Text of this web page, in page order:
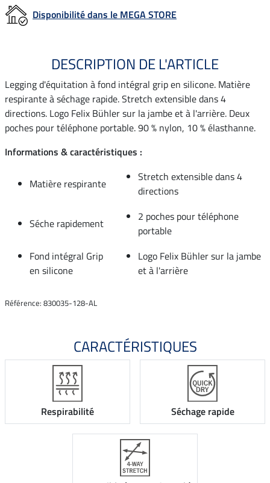
Disponibilité dans le MEGA STORE
DESCRIPTION DE L'ARTICLE
Legging d'équitation à fond intégral grip en silicone. Matière
respirante à séchage rapide. Stretch extensible dans 4
directions. Logo Felix Bühler sur la jambe et à l'arrière. Deux
poches pour téléphone portable. 90 % nylon, 10 % élasthanne.
Informations & caractéristiques :
Matière respirante
Stretch extensible dans 4
directions
Séche rapidement
2 poches pour téléphone
portable
Fond intégral Grip
en silicone
Logo Felix Bühler sur la jambe
et à l'arrière
Référence: 830035-128-AL
CARACTÉRISTIQUES
Respirabilité Séchage rapide